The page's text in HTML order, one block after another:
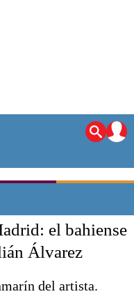
Olímpico
el bahiense
Álvarez
del artista.